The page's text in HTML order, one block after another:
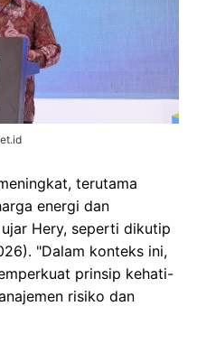
terutama
energi dan
Hery, seperti dikutip
"Dalam konteks ini,
prinsip kehati-
risiko dan